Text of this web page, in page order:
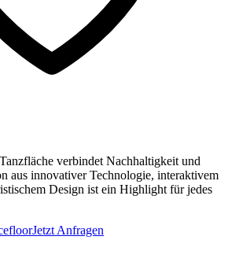
verbindet Nachhaltigkeit und
aus innovativer Technologie, interaktivem
Design ist ein Highlight für jedes
Jetzt Anfragen